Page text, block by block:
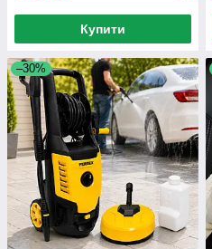
Купити
–30%